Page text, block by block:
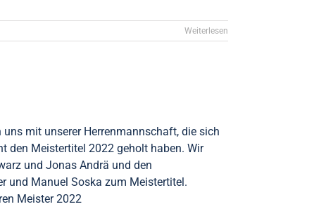
Weiterlesen
mit unserer Herrenmannschaft, die sich
den Meistertitel 2022 geholt haben. Wir
und Jonas Andrä und den
und Manuel Soska zum Meistertitel.
Meister 2022